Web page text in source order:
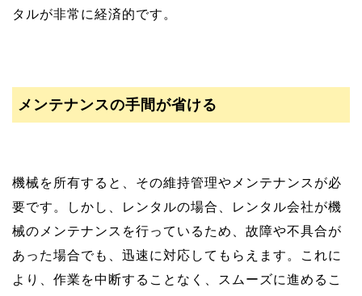
タルが非常に経済的です。
メンテナンスの手間が省ける
機械を所有すると、その維持管理やメンテナンスが必
要です。しかし、レンタルの場合、レンタル会社が機
械のメンテナンスを行っているため、故障や不具合が
あった場合でも、迅速に対応してもらえます。これに
より、作業を中断することなく、スムーズに進めるこ